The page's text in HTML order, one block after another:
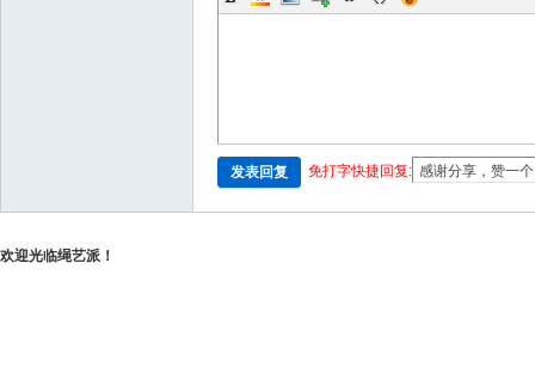
发表回复 免打字快捷回复:
欢迎光临绳艺派！